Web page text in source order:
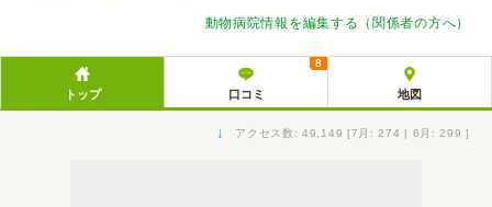
動物病院情報を編集する（関係者の方へ）
トップ 口コミ
8
地図
↓ アクセス数: 49,149 [7月: 274 | 6月: 299 ]